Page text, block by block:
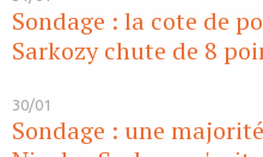
Sondage : la cote de
Sarkozy chute de 8
30/01
Sondage : une